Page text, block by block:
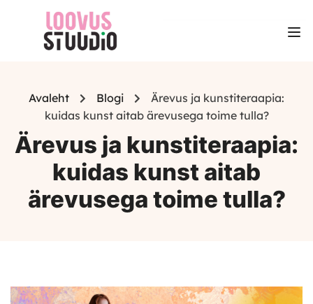
Avaleht Blogi
Ärevus ja kunstiteraapia:
kuidas kunst aitab ärevusega toime tulla?
Ärevus ja kunstiteraapia:
kuidas kunst aitab
ärevusega toime tulla?